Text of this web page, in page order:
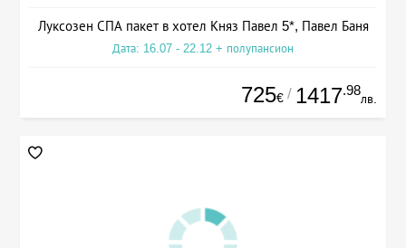
Луксозен СПА пакет в хотел Княз Павел 5*, Павел Баня
Дата: 16.07 - 22.12 + полупансион
725€ / 1417.98
лв.